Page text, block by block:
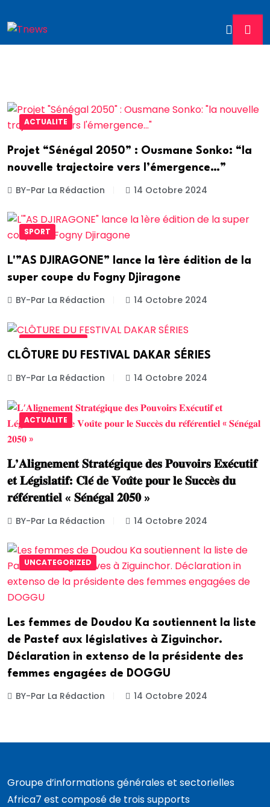
ACTUALITE
Projet “Sénégal 2050” : Ousmane Sonko: “la
nouvelle trajectoire vers l’émergence…”
BY-Par La Rédaction 14 Octobre 2024
SPORT
L'”AS DJIRAGONE” lance la 1ère édition de la
super coupe du Fogny Djiragone
BY-Par La Rédaction 14 Octobre 2024
CLÔTURE DU FESTIVAL DAKAR SÉRIES
BY-Par La Rédaction 14 Octobre 2024
ACTUALITE
𝐋’𝐀𝐥𝐢𝐠𝐧𝐞𝐦𝐞𝐧𝐭 𝐒𝐭𝐫𝐚𝐭𝐞́𝐠𝐢𝐪𝐮𝐞 𝐝𝐞𝐬 𝐏𝐨𝐮𝐯𝐨𝐢𝐫𝐬 𝐄𝐱𝐞́𝐜𝐮𝐭𝐢𝐟
𝐞𝐭 𝐋𝐞́𝐠𝐢𝐬𝐥𝐚𝐭𝐢𝐟: 𝐂𝐥𝐞́ 𝐝𝐞 𝐕𝐨𝐮̂𝐭𝐞 𝐩𝐨𝐮𝐫 𝐥𝐞 𝐒𝐮𝐜𝐜𝐞̀𝐬 𝐝𝐮
𝐫𝐞́𝐟𝐞́𝐫𝐞𝐧𝐭𝐢𝐞𝐥 « 𝐒𝐞́𝐧𝐞́𝐠𝐚𝐥 𝟐𝟎𝟓𝟎 »
BY-Par La Rédaction 14 Octobre 2024
UNCATEGORIZED
Les femmes de Doudou Ka soutiennent la liste
de Pastef aux législatives à Ziguinchor.
Déclaration in extenso de la présidente des
femmes engagées de DOGGU
BY-Par La Rédaction 14 Octobre 2024
Groupe d’informations générales et sectorielles
Africa7 est composé de trois supports